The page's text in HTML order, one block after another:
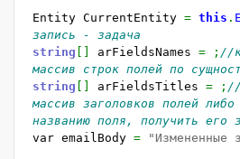
Entity CurrentEntity = this .
запись - задача
string
arFieldsNames = ; //
массив строк полей по
string
arFieldsTitles = ; //
массив заголовков полей
названию поля, получить его
var emailBody = "Измененные